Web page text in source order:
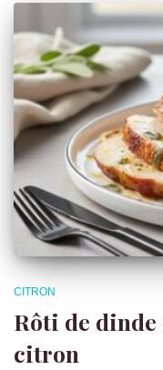
CITRON
Rôti de dinde
citron